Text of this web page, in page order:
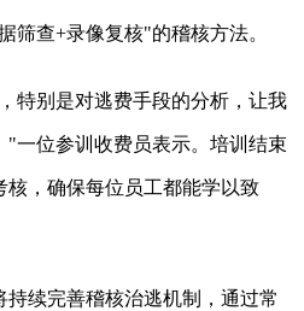
筛查+录像复核"的稽核方法。
特别是对逃费手段的分析，让我
"一位参训收费员表示。培训结束
核，确保每位员工都能学以致
续完善稽核治逃机制，通过常